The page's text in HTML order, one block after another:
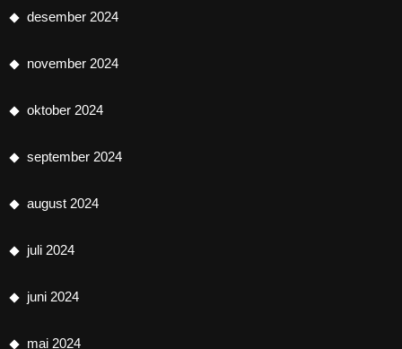
desember 2024
november 2024
oktober 2024
september 2024
august 2024
juli 2024
juni 2024
mai 2024